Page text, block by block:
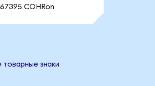
COHRon
знаки